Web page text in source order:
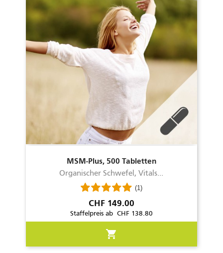
MSM-Plus, 500 Tabletten
Organischer Schwefel, Vitals...
(1)
Preis
CHF 149.00
Staffelpreis ab CHF 138.80
shopping_cart